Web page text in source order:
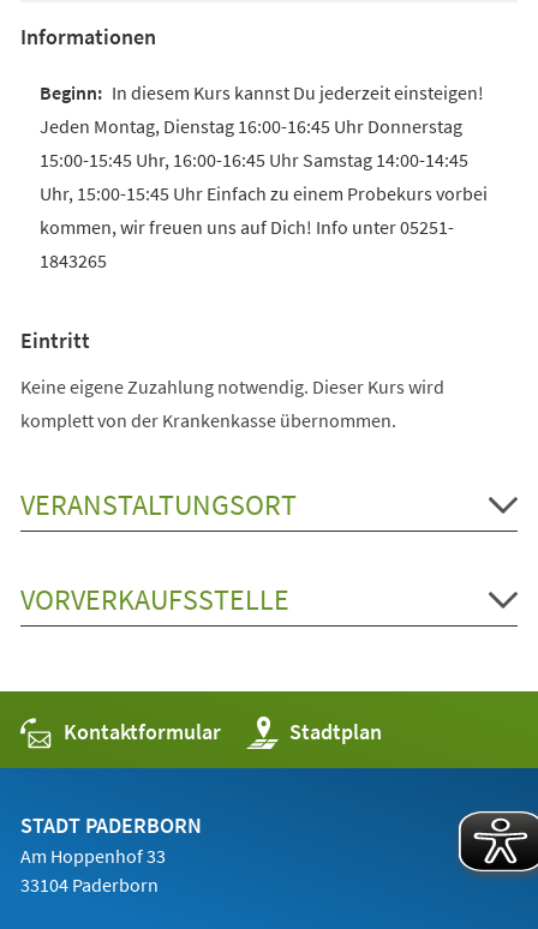
Informationen
In diesem Kurs kannst Du jederzeit einsteigen!
Jeden Montag, Dienstag 16:00-16:45 Uhr Donnerstag
15:00-15:45 Uhr, 16:00-16:45 Uhr Samstag 14:00-14:45
Uhr, 15:00-15:45 Uhr Einfach zu einem Probekurs vorbei
kommen, wir freuen uns auf Dich! Info unter 05251-
1843265
Eintritt
Keine eigene Zuzahlung notwendig. Dieser Kurs wird
komplett von der Krankenkasse übernommen.
VERANSTALTUNGSORT
VORVERKAUFSSTELLE
Kontaktformular Stadtplan
(Öffnet
in
einem
STADT PADERBORN
Am Hoppenhof 33
33104 Paderborn